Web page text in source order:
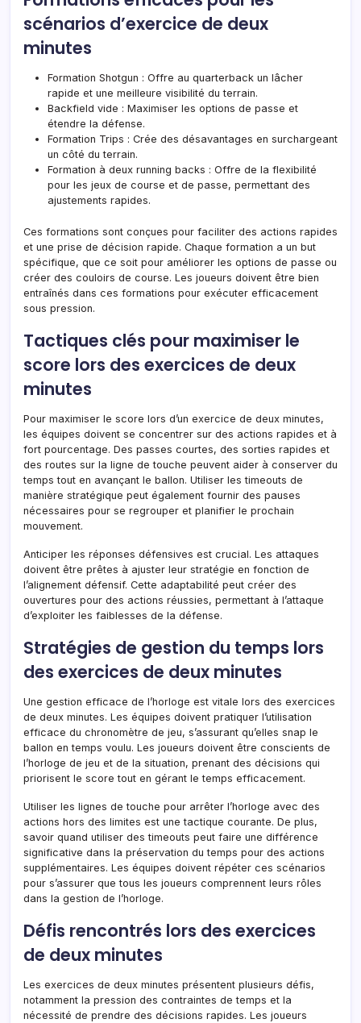
scénarios d’exercice de deux
minutes
Formation Shotgun : Offre au quarterback un lâcher
rapide et une meilleure visibilité du terrain.
Backfield vide : Maximiser les options de passe et
étendre la défense.
Formation Trips : Crée des désavantages en surchargeant
un côté du terrain.
Formation à deux running backs : Offre de la flexibilité
pour les jeux de course et de passe, permettant des
ajustements rapides.
Ces formations sont conçues pour faciliter des actions rapides
et une prise de décision rapide. Chaque formation a un but
spécifique, que ce soit pour améliorer les options de passe ou
créer des couloirs de course. Les joueurs doivent être bien
entraînés dans ces formations pour exécuter efficacement
sous pression.
Tactiques clés pour maximiser le
score lors des exercices de deux
minutes
Pour maximiser le score lors d’un exercice de deux minutes,
les équipes doivent se concentrer sur des actions rapides et à
fort pourcentage. Des passes courtes, des sorties rapides et
des routes sur la ligne de touche peuvent aider à conserver du
temps tout en avançant le ballon. Utiliser les timeouts de
manière stratégique peut également fournir des pauses
nécessaires pour se regrouper et planifier le prochain
mouvement.
Anticiper les réponses défensives est crucial. Les attaques
doivent être prêtes à ajuster leur stratégie en fonction de
l’alignement défensif. Cette adaptabilité peut créer des
ouvertures pour des actions réussies, permettant à l’attaque
d’exploiter les faiblesses de la défense.
Stratégies de gestion du temps lors
des exercices de deux minutes
Une gestion efficace de l’horloge est vitale lors des exercices
de deux minutes. Les équipes doivent pratiquer l’utilisation
efficace du chronomètre de jeu, s’assurant qu’elles snap le
ballon en temps voulu. Les joueurs doivent être conscients de
l’horloge de jeu et de la situation, prenant des décisions qui
priorisent le score tout en gérant le temps efficacement.
Utiliser les lignes de touche pour arrêter l’horloge avec des
actions hors des limites est une tactique courante. De plus,
savoir quand utiliser des timeouts peut faire une différence
significative dans la préservation du temps pour des actions
supplémentaires. Les équipes doivent répéter ces scénarios
pour s’assurer que tous les joueurs comprennent leurs rôles
dans la gestion de l’horloge.
Défis rencontrés lors des exercices
de deux minutes
Les exercices de deux minutes présentent plusieurs défis,
notamment la pression des contraintes de temps et la
nécessité de prendre des décisions rapides. Les joueurs